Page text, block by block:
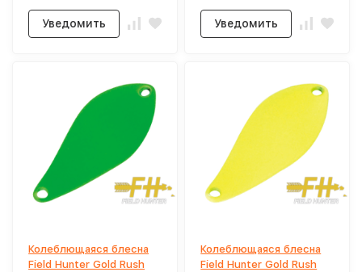
Уведомить Уведомить
Колеблющаяся блесна
Field Hunter Gold Rush
Колеблющаяся блесна
Field Hunter Gold Rush